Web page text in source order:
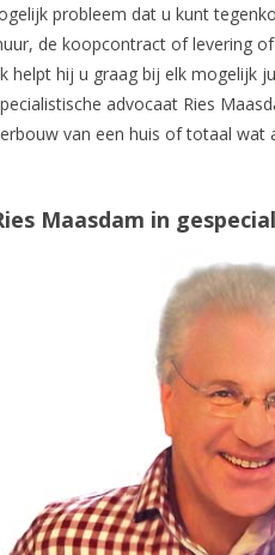
probleem dat u kunt
de koopcontract of levering
helpt hij u graag bij elk mogelijk
advocaat Ries
van een huis of totaal wat
Maasdam in